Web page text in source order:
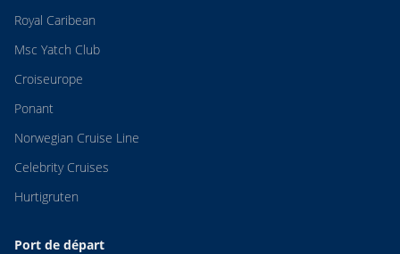
Royal Caribean
Msc Yatch Club
Croiseurope
Ponant
Norwegian Cruise Line
Celebrity Cruises
Hurtigruten
Port de départ